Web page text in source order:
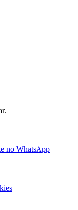
no WhatsApp